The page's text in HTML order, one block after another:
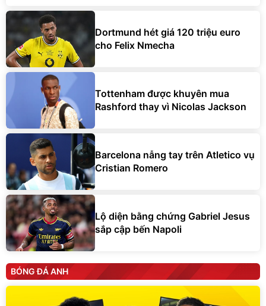
Dortmund hét giá 120 triệu euro
cho Felix Nmecha
Tottenham được khuyên mua
Rashford thay vì Nicolas Jackson
Barcelona nẫng tay trên Atletico vụ
Cristian Romero
Lộ diện bằng chứng Gabriel Jesus
sắp cập bến Napoli
BÓNG ĐÁ ANH